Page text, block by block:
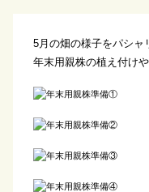
5月の畑の様子をパシャ
年末用親株の植え付け